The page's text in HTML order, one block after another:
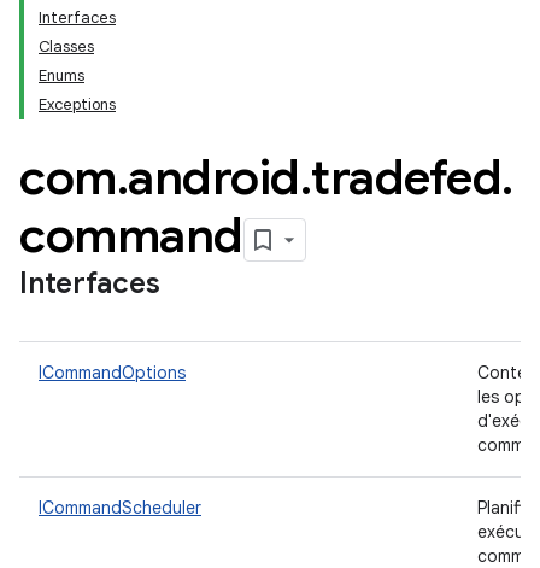
Interfaces
Classes
Enums
Exceptions
com.android.tradefed.
command
Interfaces
ICommandOptions
les
ICommandScheduler